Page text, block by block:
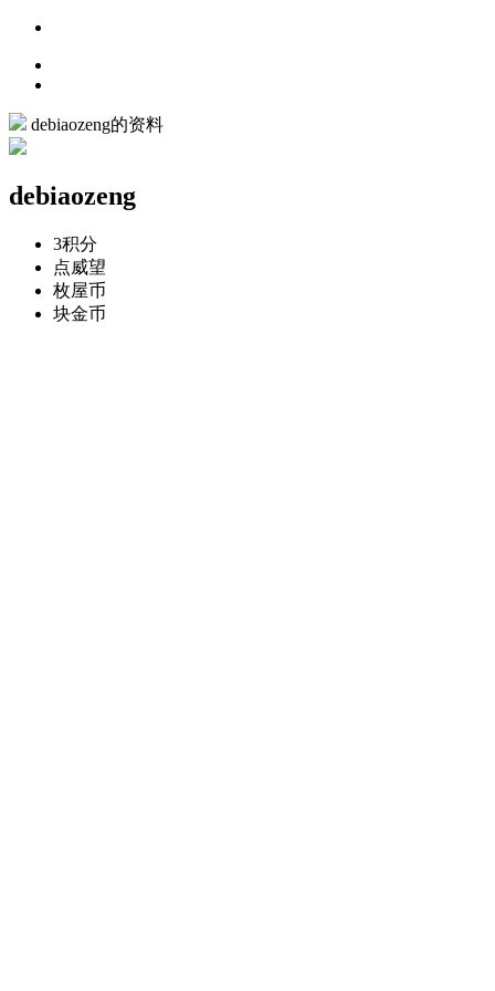
debiaozeng的资料
debiaozeng
3积分
点威望
枚屋币
块金币